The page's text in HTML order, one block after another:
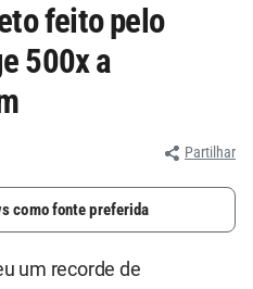
feito pelo
500x a
Partilhar
como fonte preferida
um recorde de